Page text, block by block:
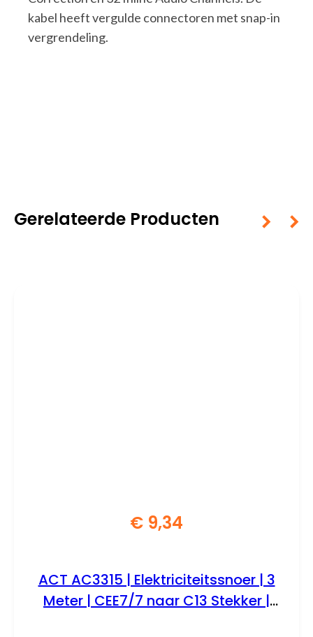
kabel heeft vergulde connectoren met snap-in
vergrendeling.
Gerelateerde Producten
€ 9,34
ACT AC3315 | Elektriciteitssnoer | 3
Meter | CEE7/7 naar C13 Stekker |